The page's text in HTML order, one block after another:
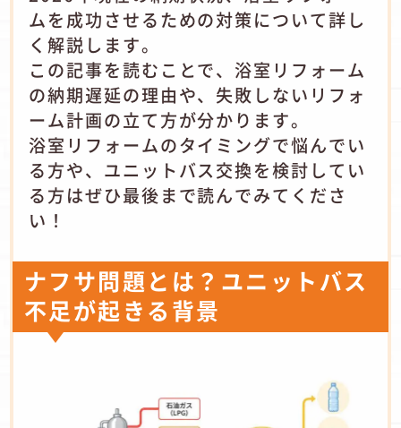
ムを成功させるための対策について詳し
く解説します。
この記事を読むことで、浴室リフォーム
の納期遅延の理由や、失敗しないリフォ
ーム計画の立て方が分かります。
浴室リフォームのタイミングで悩んでい
る方や、ユニットバス交換を検討してい
る方はぜひ最後まで読んでみてくださ
い！
ナフサ問題とは？ユニットバス
不足が起きる背景